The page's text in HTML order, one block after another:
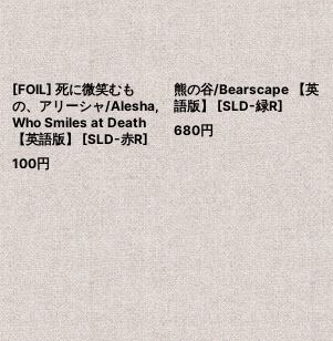
[FOIL] 死に微笑むも
の、アリーシャ/Alesha,
Who Smiles at Death
【英語版】 [SLD-赤R]
100円
熊の谷/Bearscape 【英
語版】 [SLD-緑R]
680円